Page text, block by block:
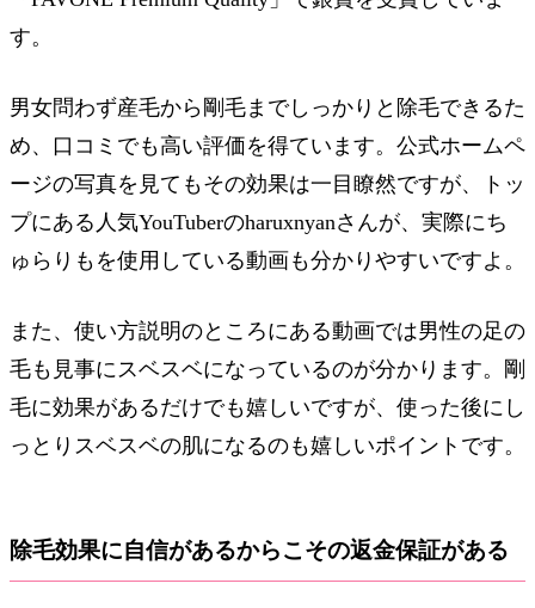
す。
男女問わず産毛から剛毛までしっかりと除毛できるた
め、口コミでも高い評価を得ています。公式ホームペ
ージの写真を見てもその効果は一目瞭然ですが、トッ
プにある人気YouTuberのharuxnyanさんが、実際にち
ゅらりもを使用している動画も分かりやすいですよ。
また、使い方説明のところにある動画では男性の足の
毛も見事にスベスベになっているのが分かります。剛
毛に効果があるだけでも嬉しいですが、使った後にし
っとりスベスベの肌になるのも嬉しいポイントです。
除毛効果に自信があるからこその返金保証がある